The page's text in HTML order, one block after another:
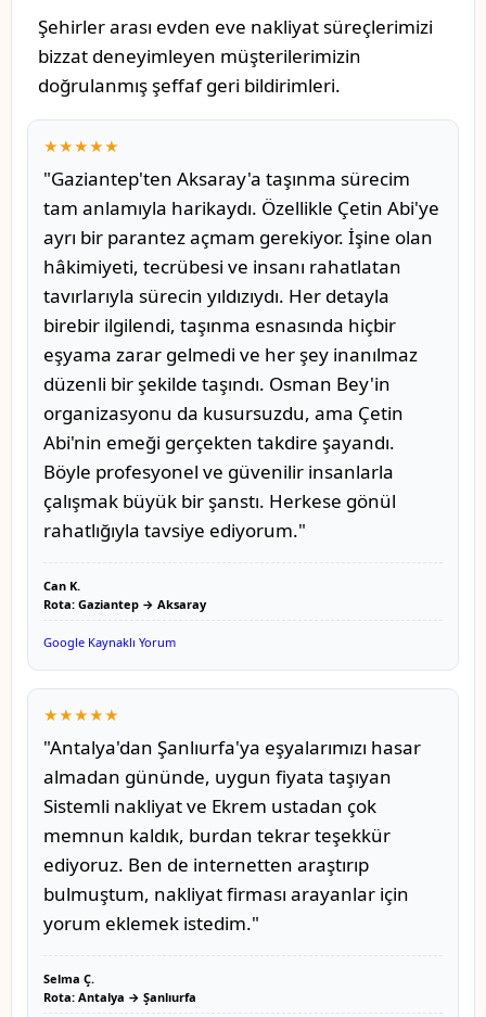
Şehirler arası evden eve nakliyat süreçlerimizi
bizzat deneyimleyen müşterilerimizin
doğrulanmış şeffaf geri bildirimleri.
★★★★★
"Gaziantep'ten Aksaray'a taşınma sürecim
tam anlamıyla harikaydı. Özellikle Çetin Abi'ye
ayrı bir parantez açmam gerekiyor. İşine olan
hâkimiyeti, tecrübesi ve insanı rahatlatan
tavırlarıyla sürecin yıldızıydı. Her detayla
birebir ilgilendi, taşınma esnasında hiçbir
eşyama zarar gelmedi ve her şey inanılmaz
düzenli bir şekilde taşındı. Osman Bey'in
organizasyonu da kusursuzdu, ama Çetin
Abi'nin emeği gerçekten takdire şayandı.
Böyle profesyonel ve güvenilir insanlarla
çalışmak büyük bir şanstı. Herkese gönül
rahatlığıyla tavsiye ediyorum."
Can K.
Rota: Gaziantep → Aksaray
Google Kaynaklı Yorum
★★★★★
"Antalya'dan Şanlıurfa'ya eşyalarımızı hasar
almadan gününde, uygun fiyata taşıyan
Sistemli nakliyat ve Ekrem ustadan çok
memnun kaldık, burdan tekrar teşekkür
ediyoruz. Ben de internetten araştırıp
bulmuştum, nakliyat firması arayanlar için
yorum eklemek istedim."
Selma Ç.
Rota: Antalya → Şanlıurfa